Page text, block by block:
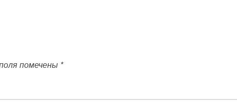
помечены *